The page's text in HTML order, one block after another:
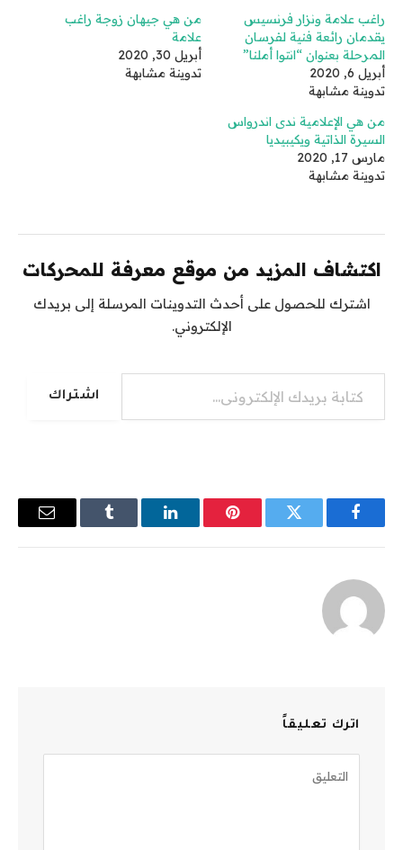
راغب علامة ونزار فرنسيس
يقدمان رائعة فنية لفرسان
المرحلة بعنوان “انتوا أملنا”
أبريل 6, 2020
تدوينة مشابهة
من هي جيهان زوجة راغب
علامة
أبريل 30, 2020
تدوينة مشابهة
من هي الإعلامية ندى اندرواس
السيرة الذاتية ويكيبيديا
مارس 17, 2020
تدوينة مشابهة
اكتشاف المزيد من موقع معرفة للمحركات
اشترك للحصول على أحدث التدوينات المرسلة إلى بريدك
الإلكتروني.
كتابة بريدك الإلكتروني...
اشتراك
فيسبوك تويتر بينتيريستلينكدإن Tumblr
البريد
اترك تعليقاً